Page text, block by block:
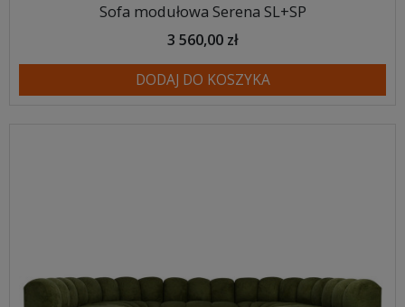
Sofa modułowa Serena SL+SP
3 560,00 zł
DODAJ DO KOSZYKA